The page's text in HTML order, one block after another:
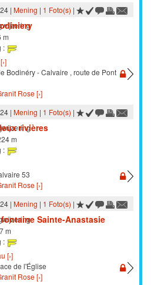
| Mening | 1 Foto(s) |
m
:
Bodinéry - Calvaire , route de Pont
Rose [›]
| Mening | 1 Foto(s) |
rivières
m
:
53
Rose [›]
| Mening | 1 Foto(s) |
Sainte-Anastasie
m
:
[›]
de l'Église
Rose [›]